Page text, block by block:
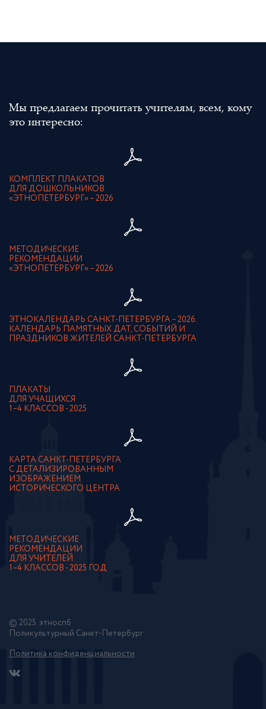
Мы предлагаем прочитать учителям, всем, кому
это интересно:
КОМПЛЕКТ ПЛАКАТОВ
ДЛЯ ДОШКОЛЬНИКОВ
«ЭТНОПЕТЕРБУРГ» – 2026
МЕТОДИЧЕСКИЕ
РЕКОМЕНДАЦИИ
«ЭТНОПЕТЕРБУРГ» – 2026
ЭТНОКАЛЕНДАРЬ САНКТ-ПЕТЕРБУРГА – 2026.
КАЛЕНДАРЬ ПАМЯТНЫХ ДАТ, СОБЫТИЙ И
ПРАЗДНИКОВ ЖИТЕЛЕЙ САНКТ-ПЕТЕРБУРГА
ПЛАКАТЫ
ДЛЯ УЧАЩИХСЯ
1–4 КЛАССОВ - 2025
КАРТА САНКТ-ПЕТЕРБУРГА
С ДЕТАЛИЗИРОВАННЫМ
ИЗОБРАЖЕНИЕМ
ИСТОРИЧЕСКОГО ЦЕНТРА
МЕТОДИЧЕСКИЕ
РЕКОМЕНДАЦИИ
ДЛЯ УЧИТЕЛЕЙ
1–4 КЛАССОВ - 2025 ГОД
© 2025. этноспб
Поликультурный Санкт-Петербург
Политика конфиденциальности